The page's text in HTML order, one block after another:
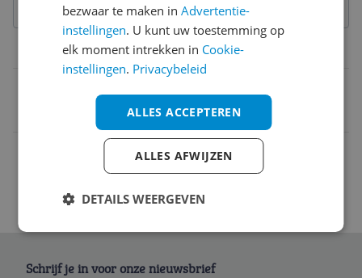
Belangrijkste kenmerken
Schrijf je in voor onze nieuwsbrief
bezwaar te maken inAdvertentie-
instellingen. U kunt uw toestemming op
elk moment intrekken in Cookie-
instellingen. Privacybeleid
ALLES ACCEPTEREN
ALLES AFWIJZEN
DETAILS WEERGEVEN